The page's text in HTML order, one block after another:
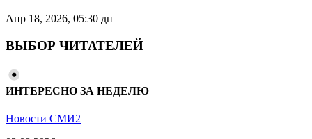
Апр 18, 2026, 05:30 дп
ВЫБОР ЧИТАТЕЛЕЙ
ИНТЕРЕСНО ЗА НЕДЕЛЮ
Новости СМИ2